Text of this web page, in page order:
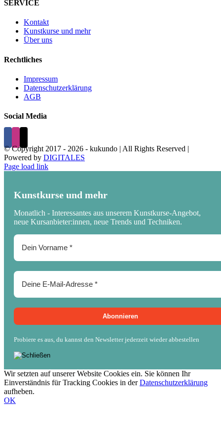
SERVICE
Kontakt
Kunstkurse und mehr
Über uns
Rechtliches
Impressum
Datenschutzerklärung
AGB
Social Media
© Copyright 2017 - 2026 - kukundo | All Rights Reserved |
Powered by DIGITALES
Page load link
Kunstkurse und mehr
Monatlich - Interessantes aus unserem Kunstkurse-Angebot,
neue Kursanbieter:innen, neue Trends und Techniken.
Probiere es aus, du kannst den Newsletter jederzeit wieder abbestellen
Wir setzten auf unserer Website Cookies ein. Sie können Ihr
Einverständnis für Tracking Cookies in derDatenschutzerklärung
aufheben.
OK